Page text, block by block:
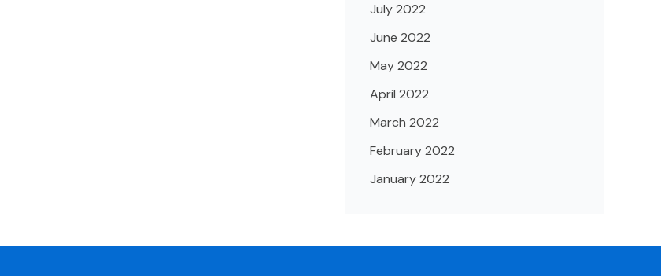
July 2022
June 2022
May 2022
April 2022
March 2022
February 2022
January 2022